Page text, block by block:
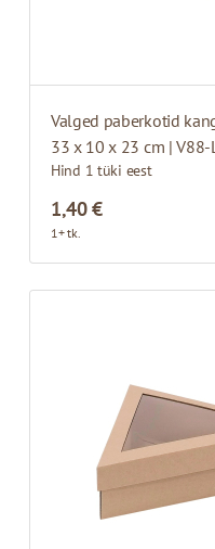
33 x 10 x 23 cm | V88-L
Hind 1 tüki eest
1,40 €
1+ tk.